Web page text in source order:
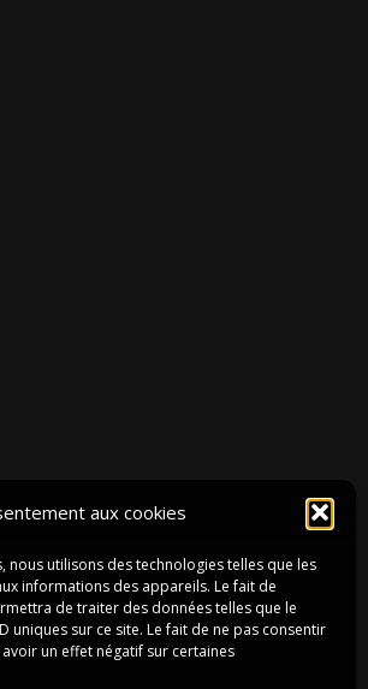
aux cookies
nous utilisons des technologies telles que les
informations des appareils. Le fait de
de traiter des données telles que le
uniques sur ce site. Le fait de ne pas consentir
un effet négatif sur certaines
COOKIES (UE)
CONFIDENTIALITÉ
DE VENTE